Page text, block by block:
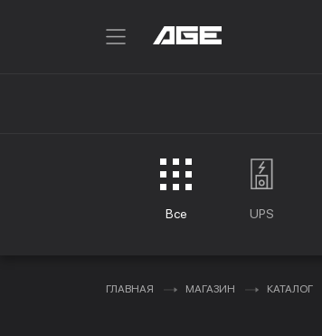
Все UPS
ГЛАВНАЯ МАГАЗИН КАТАЛОГ